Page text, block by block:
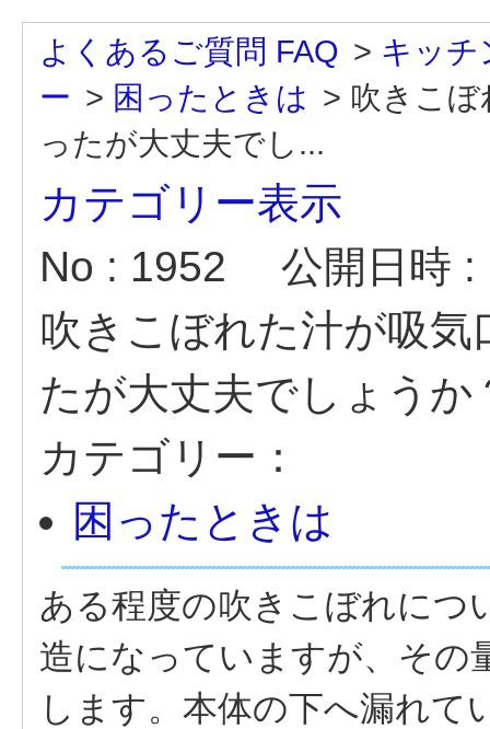
よくあるご質問 FAQ > キッチ
ー > 困ったときは > 吹きこ
ったが大丈夫でし...
カテゴリー表示
No : 1952
公開日時
吹きこぼれた汁が吸
たが大丈夫でしょうか
カテゴリー：
困ったときは
ある程度の吹きこぼれにつ
造になっていますが、その
します。本体の下へ漏れ